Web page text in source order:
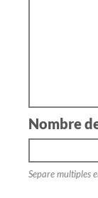
Nombre
Separe multiples